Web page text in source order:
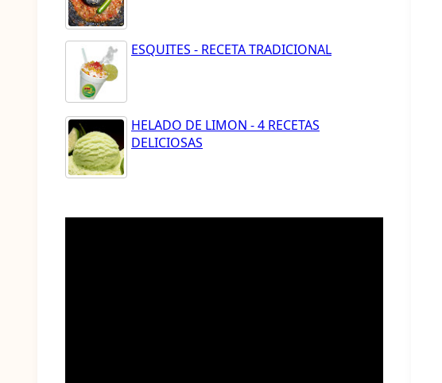
ESQUITES - RECETA TRADICIONAL
HELADO DE LIMON - 4 RECETAS
DELICIOSAS